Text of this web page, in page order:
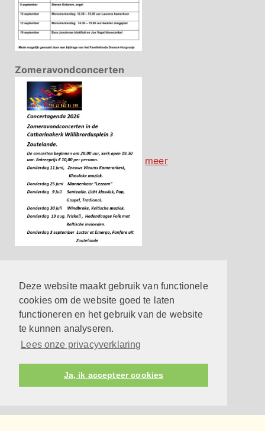
Deze website maakt gebruik van functionele
cookies om de website goed te laten
functioneren en het gebruik van de website
te kunnen analyseren.
Lees onze privacyverklaring
Ja, ik accepteer cookies
Zomeravondconcerten
meer
Hier vind je de belangrijkste contactgegevens
meer
Reageren op een eredienst
meer